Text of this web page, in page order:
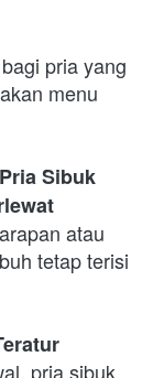
pria yang
menu
Sibuk
atau
tetap terisi
pria sibuk